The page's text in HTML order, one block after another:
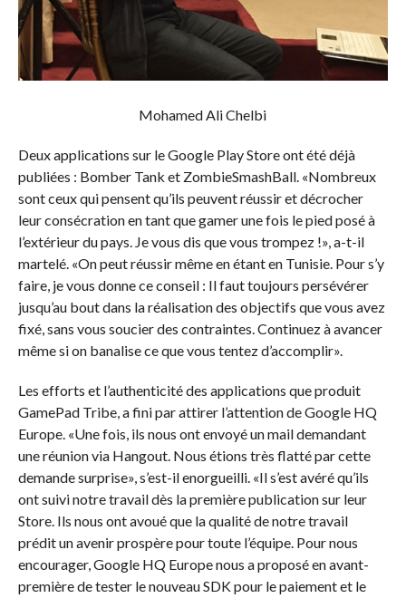
Mohamed Ali Chelbi
Deux applications sur le Google Play Store ont été déjà
publiées : Bomber Tank et ZombieSmashBall. «Nombreux
sont ceux qui pensent qu’ils peuvent réussir et décrocher
leur consécration en tant que gamer une fois le pied posé à
l’extérieur du pays. Je vous dis que vous trompez !», a-t-il
martelé. «On peut réussir même en étant en Tunisie. Pour s’y
faire, je vous donne ce conseil : Il faut toujours persévérer
jusqu’au bout dans la réalisation des objectifs que vous avez
fixé, sans vous soucier des contraintes. Continuez à avancer
même si on banalise ce que vous tentez d’accomplir».
Les efforts et l’authenticité des applications que produit
GamePad Tribe, a fini par attirer l’attention de Google HQ
Europe. «Une fois, ils nous ont envoyé un mail demandant
une réunion via Hangout. Nous étions très flatté par cette
demande surprise», s’est-il enorgueilli. «Il s’est avéré qu’ils
ont suivi notre travail dès la première publication sur leur
Store. Ils nous ont avoué que la qualité de notre travail
prédit un avenir prospère pour toute l’équipe. Pour nous
encourager, Google HQ Europe nous a proposé en avant-
première de tester le nouveau SDK pour le paiement et le